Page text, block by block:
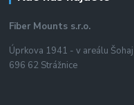
Fiber Mounts s.r.o.
Úprkova 1941 - v areálu Šohaj
696 62 Strážnice